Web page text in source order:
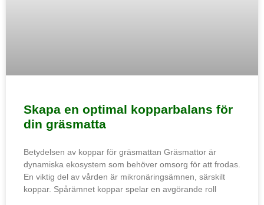
Skapa en optimal kopparbalans för
din gräsmatta
Betydelsen av koppar för gräsmattan Gräsmattor är
dynamiska ekosystem som behöver omsorg för att frodas.
En viktig del av vården är mikronäringsämnen, särskilt
koppar. Spårämnet koppar spelar en avgörande roll